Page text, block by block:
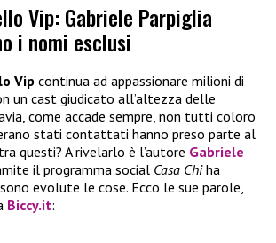
Vip: Gabriele Parpiglia
i nomi esclusi
Vip continua ad appassionare milioni di
un cast giudicato all’altezza delle
come accade sempre, non tutti coloro
stati contattati hanno preso parte al
questi? A rivelarlo è l’autore Gabriele
il programma social Casa Chiha
evolute le cose. Ecco le sue parole,
Biccy.it: